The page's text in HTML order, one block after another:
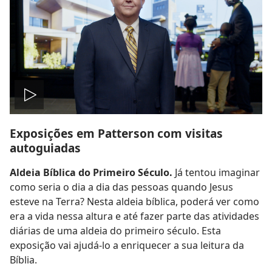
Reproduzir
vídeo
Exposições em Patterson com visitas
autoguiadas
Aldeia Bíblica do Primeiro Século. Já tentou imaginar
como seria o dia a dia das pessoas quando Jesus
esteve na Terra? Nesta aldeia bíblica, poderá ver como
era a vida nessa altura e até fazer parte das atividades
diárias de uma aldeia do primeiro século. Esta
exposição vai ajudá-lo a enriquecer a sua leitura da
Bíblia.